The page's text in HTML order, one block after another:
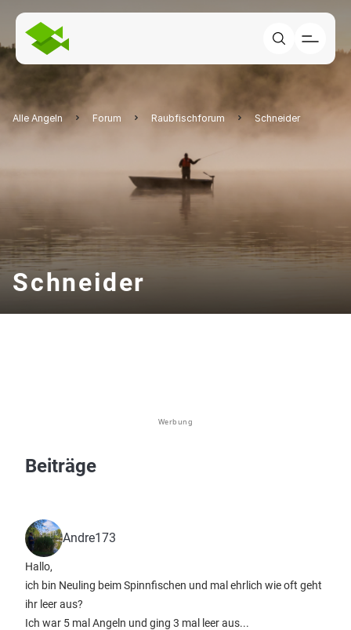
Alle Angeln Forum Raubfischforum Schneider
Schneider
Werbung
Beiträge
Andre173
Hallo,
ich bin Neuling beim Spinnfischen und mal ehrlich wie oft geht
ihr leer aus?
Ich war 5 mal Angeln und ging 3 mal leer aus...